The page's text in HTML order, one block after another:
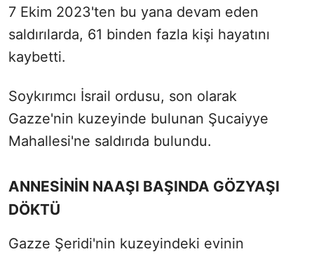
7 Ekim 2023'ten bu yana devam eden
saldırılarda, 61 binden fazla kişi hayatını
kaybetti.
Soykırımcı İsrail ordusu, son olarak
Gazze'nin kuzeyinde bulunan Şucaiyye
Mahallesi'ne saldırıda bulundu.
ANNESİNİN NAAŞI BAŞINDA GÖZYAŞI
DÖKTÜ
Gazze Şeridi'nin kuzeyindeki evinin